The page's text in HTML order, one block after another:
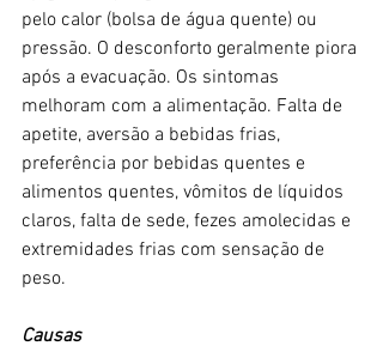
pelo calor (bolsa de água quente) ou
pressão. O desconforto geralmente piora
após a evacuação. Os sintomas
melhoram com a alimentação. Falta de
apetite, aversão a bebidas frias,
preferência por bebidas quentes e
alimentos quentes, vômitos de líquidos
claros, falta de sede, fezes amolecidas e
extremidades frias com sensação de
peso.
Causas